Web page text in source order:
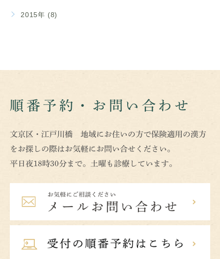
2015年 (8)
順番予約・お問い合わせ
文京区・江戸川橋 地域にお住いの方で保険適用の漢方
をお探しの際はお気軽にお問い合せください。
平日夜18時30分まで。土曜も診療しています。